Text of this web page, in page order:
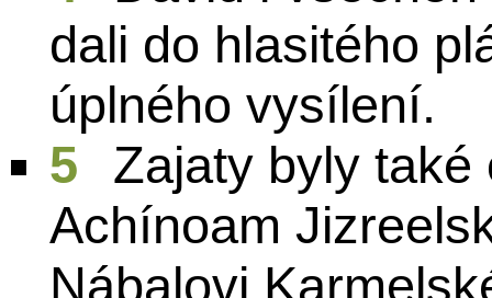
dali do hlasitého
úplného vysílení.
5
Zajaty byly také
Achínoam
Nábalovi